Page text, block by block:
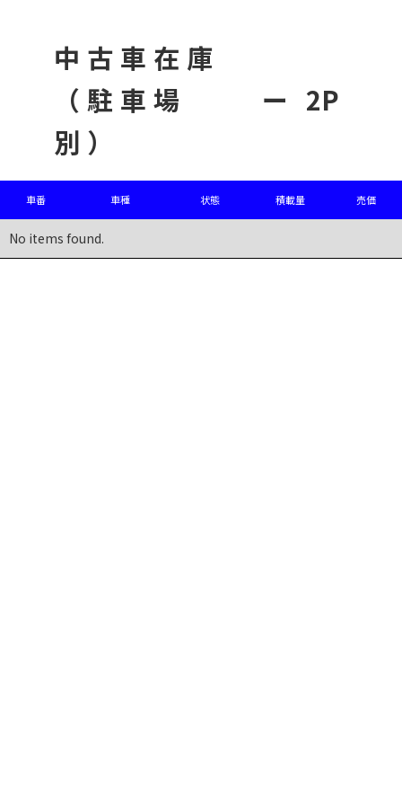
中古車在庫
（駐車場
別）
ー 2P
車番 車種 状態 積載量 売価
No items found.